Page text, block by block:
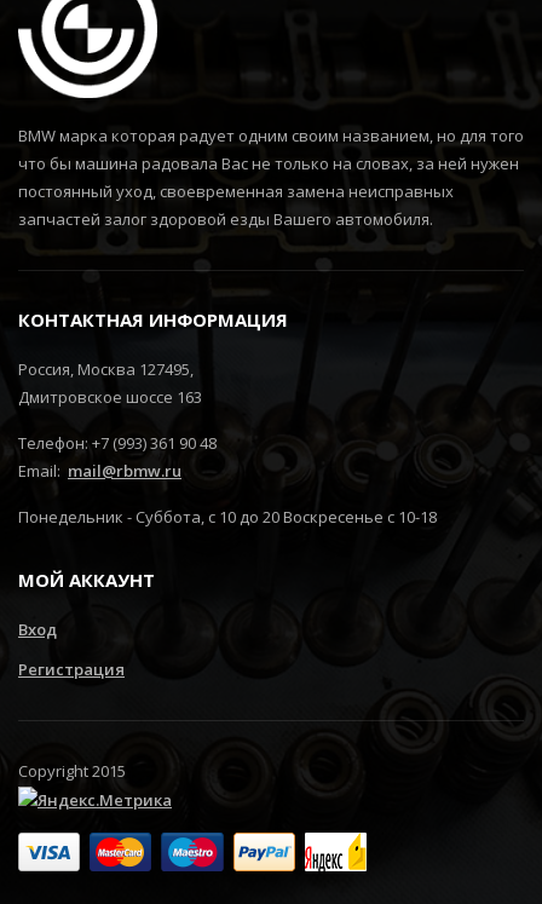
BMW марка которая радует одним своим названием, но для того
что бы машина радовала Вас не только на словах, за ней нужен
постоянный уход, своевременная замена неисправных
запчастей залог здоровой езды Вашего автомобиля.
КОНТАКТНАЯ ИНФОРМАЦИЯ
Россия, Москва 127495,
Дмитровское шоссе 163
Телефон: +7 (993) 361 90 48
Email: mail@rbmw.ru
Понедельник - Суббота, с 10 до 20 Воскресенье с 10-18
МОЙ АККАУНТ
Вход
Регистрация
Copyright 2015